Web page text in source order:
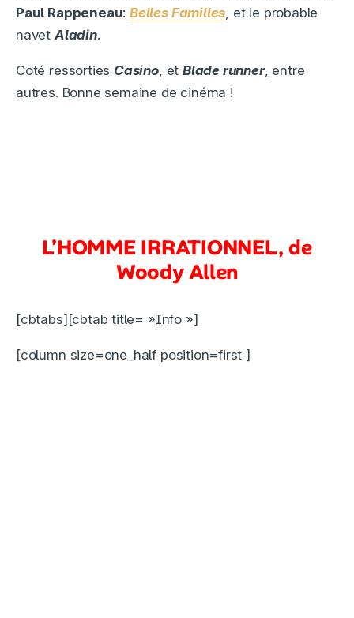
Paul Rappeneau:Belles Familles, et le probable
navetAladin.
Coté ressorties Casino, et Blade runner, entre
autres. Bonne semaine de cinéma !
L’HOMME IRRATIONNEL, de
Woody Allen
[cbtabs][cbtab title= »Info »]
[column size=one_half position=first ]